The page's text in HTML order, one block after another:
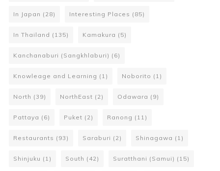
In Japan (28) Interesting Places (85)
In Thailand (135) Kamakura (5)
Kanchanaburi (Sangkhlaburi) (6)
Knowleage and Learning (1) Noborito (1)
North (39) NorthEast (2) Odawara (9)
Pattaya (6) Puket (2) Ranong (11)
Restaurants (93) Saraburi (2) Shinagawa (1)
Shinjuku (1) South (42) Suratthani (Samui) (15)